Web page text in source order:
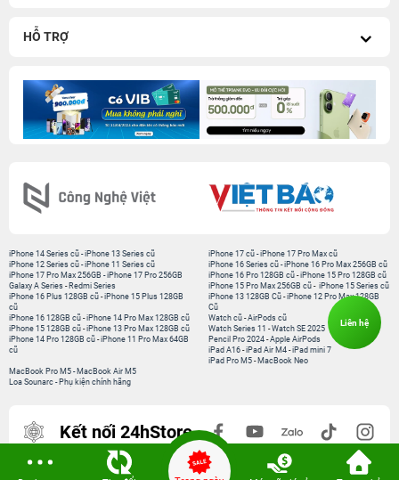
HỖ TRỢ
iPhone 14 Series cũ -iPhone 13 Series cũ
iPhone 12 Series cũ -iPhone 11 Series cũ
iPhone 17 Pro Max 256GB -iPhone 17 Pro 256GB
Galaxy A Series - Redmi Series
iPhone 17 cũ -iPhone 17 Pro Max cũ
iPhone 16 Series cũ - iPhone 16 Pro Max 256GB cũ
iPhone 16 Pro 128GB cũ -iPhone 15 Pro 128GB cũ
iPhone 15 Pro Max 256GB cũ - iPhone 15 Series cũ
iPhone 16 Plus 128GB cũ -iPhone 15 Plus 128GB
cũ
iPhone 16 128GB cũ -iPhone 14 Pro Max 128GB cũ
iPhone 15 128GB cũ -iPhone 13 Pro Max 128GB cũ
iPhone 14 Pro 128GB cũ -iPhone 11 Pro Max 64GB
cũ
iPhone 13 128GB Cũ -iPhone 12 Pro Max 128GB
Cũ
Watch cũ -AirPods cũ
Watch Series 11 -Watch SE 2025
Pencil Pro 2024 -Apple AirPods
iPad A16 -iPad Air M4 -iPad mini 7
iPad Pro M5 - MacBook Neo
MacBook Pro M5 - MacBook Air M5
Loa Sounarc - Phụ kiện chính hãng
Kết nối 24hStore
Liên hệ